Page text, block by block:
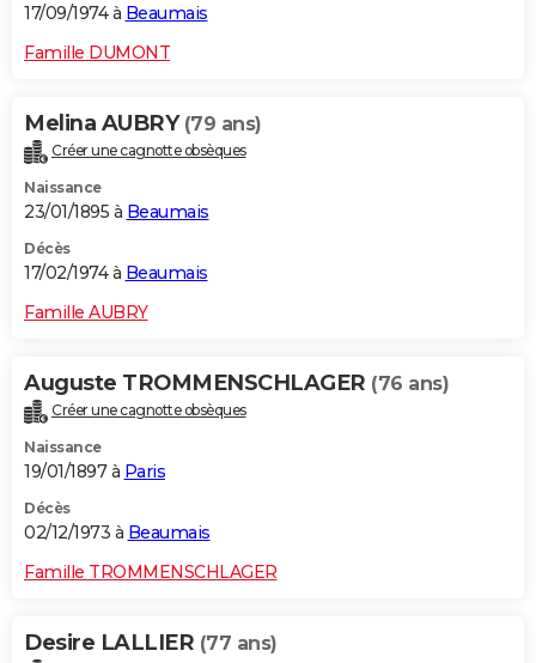
17/09/1974 à Beaumais
Famille DUMONT
Melina AUBRY (79 ans)
Créer une cagnotte obsèques
Naissance
23/01/1895 à Beaumais
Décès
17/02/1974 à Beaumais
Famille AUBRY
Auguste TROMMENSCHLAGER (76 ans)
Créer une cagnotte obsèques
Naissance
19/01/1897 à Paris
Décès
02/12/1973 à Beaumais
Famille TROMMENSCHLAGER
Desire LALLIER (77 ans)